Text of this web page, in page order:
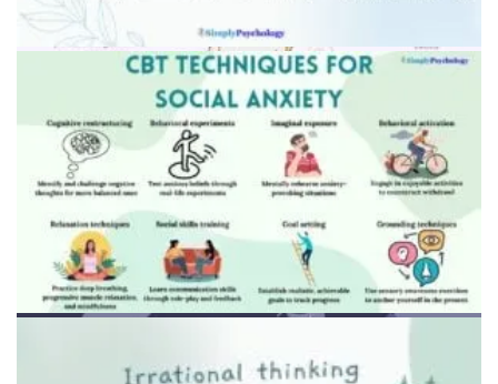
Схематичное изображение выхода из зоны комфорта
Человек переходит дорогу, глядя по сторонам